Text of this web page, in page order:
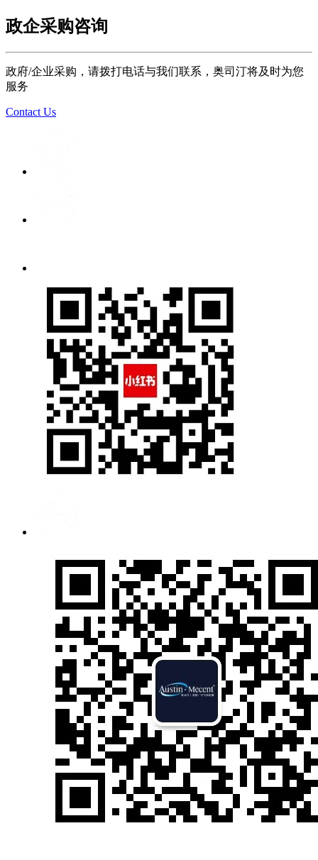
政企采购咨询
政府/企业采购，请拨打电话与我们联系，奥司汀将及时为您
服务
Contact Us